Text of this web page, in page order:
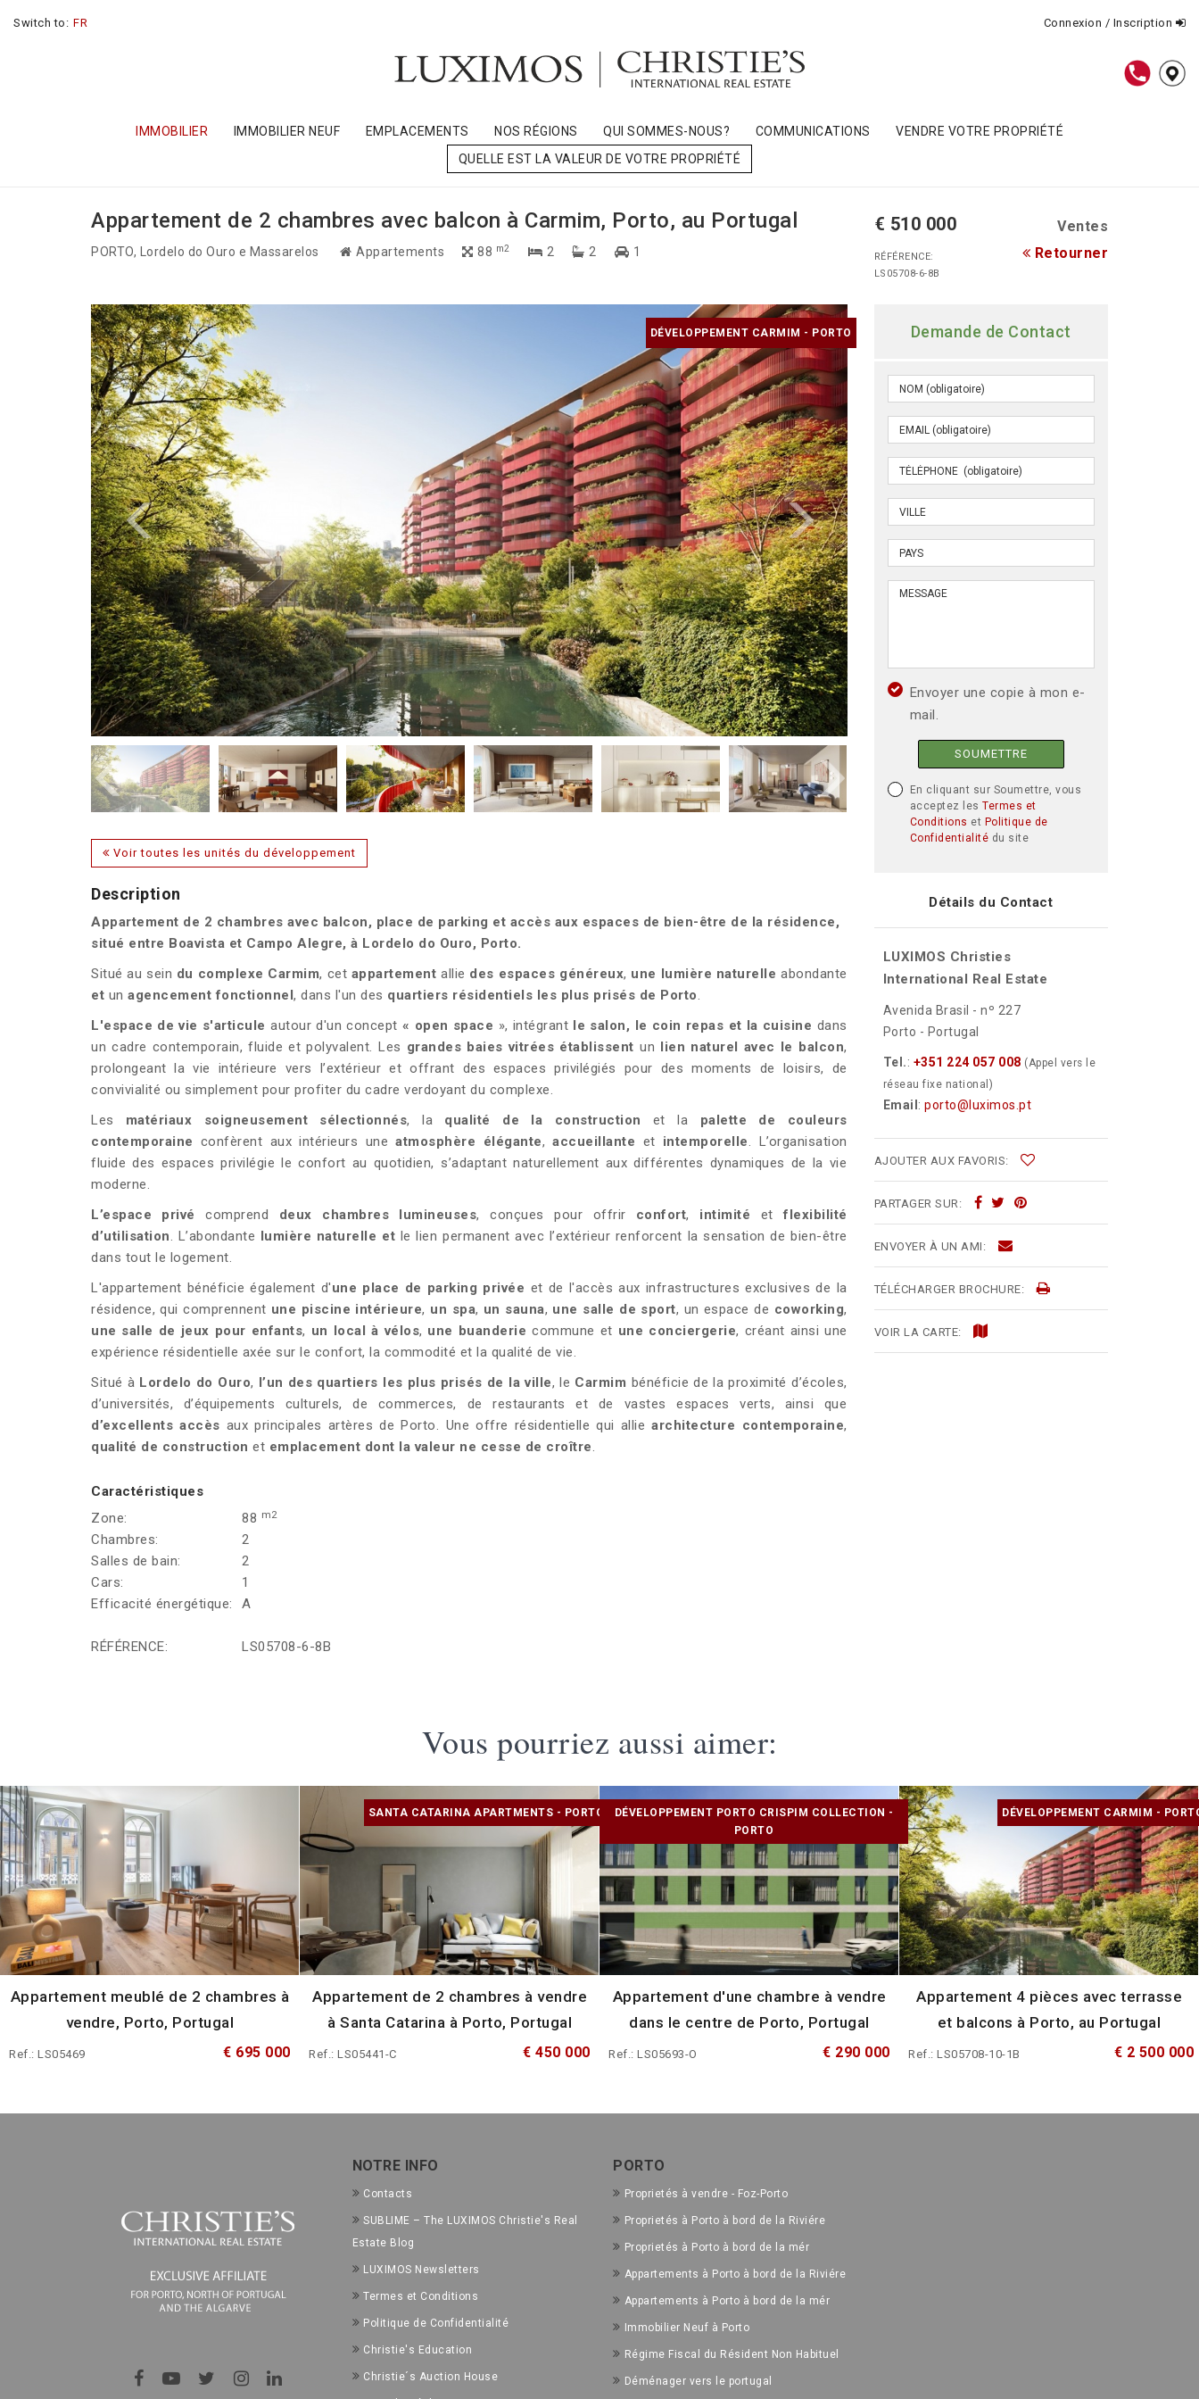
Switch to: FR Connexion / Inscription
IMMOBILIER IMMOBILIER NEUF EMPLACEMENTS NOS RÉGIONS QUI SOMMES-NOUS? COMMUNICATIONS
VENDRE VOTRE PROPRIÉTÉ
QUELLE EST LA VALEUR DE VOTRE PROPRIÉTÉ
Appartement de 2 chambres avec balcon à Carmim, Porto, au Portugal
PORTO, Lordelo do Ouro e Massarelos Appartements 88 m2 2 2 1
€ 510 000 Ventes
RÉFÉRENCE:
LS05708-6-8B
Retourner
DÉVELOPPEMENT CARMIM - PORTO
Voir toutes les unités du développement
Description
Appartement de 2 chambres avec balcon, place de parking et accès aux espaces de bien-être de la résidence,
situé entre Boavista et Campo Alegre, à Lordelo do Ouro, Porto.
Situé au sein du complexe Carmim, cet appartement allie des espaces généreux, une lumière naturelleabondante
et un agencement fonctionnel, dans l'un des quartiers résidentiels les plus prisés de Porto.
L'espace de vie s'articuleautour d'un concept« open space », intégrant le salon, le coin repas et la cuisine dans
un cadre contemporain, fluide et polyvalent. Les grandes baies vitrées établissentun lien naturel avec le balcon,
prolongeant la vie intérieure vers l’extérieur et offrant des espaces privilégiés pour des moments de loisirs, de
convivialité ou simplement pour profiter du cadre verdoyant du complexe.
Les matériaux soigneusement sélectionnés, la qualité de la construction et la palette de couleurs
contemporaine confèrent aux intérieurs uneatmosphère élégante,accueillante et intemporelle. L’organisation
fluide des espaces privilégie le confort au quotidien, s’adaptant naturellement aux différentes dynamiques de la vie
moderne.
L’espace privé
comprend deux chambres lumineuses, conçues pour offrir confort, intimité etflexibilité
d’utilisation. L’abondante lumière naturelle et le lien permanent avec l’extérieur renforcent la sensation de bien-être
dans tout le logement.
L'appartement bénéficie également d'une place de parking privée et de l'accès aux infrastructures exclusives de la
résidence, qui comprennent une piscine intérieure, un spa, un sauna, une salle de sport, un espace de coworking,
une salle de jeux pour enfants, un local à vélos, une buanderie commune et une conciergerie, créant ainsi une
expérience résidentielle axée sur le confort, la commodité et la qualité de vie.
Situé à Lordelo do Ouro, l’un des quartiers les plus prisés de la ville, le Carmim bénéficie de la proximité d’écoles,
d’universités, d’équipements culturels, de commerces, de restaurants et de vastes espaces verts, ainsi que
d’excellents accès aux principales artères de Porto. Une offre résidentielle qui alliearchitecture contemporaine,
qualité de construction et emplacement dont la valeur ne cesse de croître.
Caractéristiques
Zone:
88 m2
Chambres:
2
Salles de bain:
2
Cars:
1
Efficacité énergétique:
A
RÉFÉRENCE: LS05708-6-8B
Demande de Contact
Envoyer une copie à mon e-
mail.
SOUMETTRE
En cliquant sur Soumettre, vous
acceptez les Termes et
Conditions et Politique de
Confidentialité du site
Détails du Contact
LUXIMOS Christies
International Real Estate
Avenida Brasil - nº 227
Porto - Portugal
Tel.: +351 224 057 008 (Appel vers le
réseau fixe national)
Email : porto@luximos.pt
AJOUTER AUX FAVORIS:
PARTAGER SUR:
ENVOYER À UN AMI:
TÉLÉCHARGER BROCHURE:
VOIR LA CARTE:
Vous pourriez aussi aimer:
Appartement meublé de 2 chambres à
vendre, Porto, Portugal
Ref.: LS05469 € 695 000
SANTA CATARINA APARTMENTS - PORTO
Appartement de 2 chambres à vendre
à Santa Catarina à Porto, Portugal
Ref.: LS05441-C € 450 000
DÉVELOPPEMENT PORTO CRISPIM COLLECTION -
PORTO
Appartement d'une chambre à vendre
dans le centre de Porto, Portugal
Ref.: LS05693-O € 290 000
DÉVELOPPEMENT CARMIM -
Appartement 4 pièces avec terrasse
et balcons à Porto, au Portugal
Ref.: LS05708-10-1B € 2 500 000
NOTRE INFO
Contacts
SUBLIME – The LUXIMOS Christie's Real
Estate Blog
LUXIMOS Newsletters
Termes et Conditions
Politique de Confidentialité
Christie's Education
Christie´s Auction House
PORTO
Proprietés à vendre - Foz-Porto
Proprietés à Porto à bord de la Riviére
Proprietés à Porto à bord de la mér
Appartements à Porto à bord de la Riviére
Appartements à Porto à bord de la mér
Immobilier Neuf à Porto
Régime Fiscal du Résident Non Habituel
Déménager vers le portugal